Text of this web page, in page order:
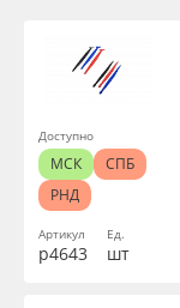
Артикул
р4643
Ед.
шт
Доступно
МСК
СПБ
РНД